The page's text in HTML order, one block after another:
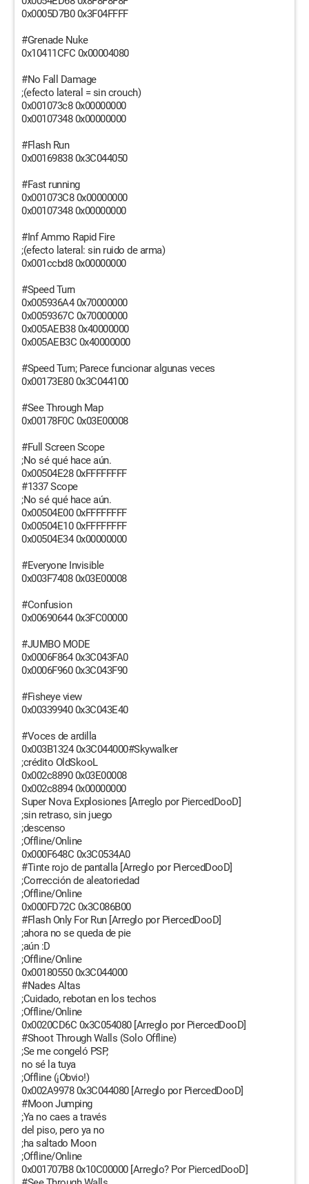
0x0005D7B0 0x3F04FFFF
#Grenade Nuke
0x10411CFC 0x00004080
#No Fall Damage
;(efecto lateral = sin crouch)
0x001073c8 0x00000000
0x00107348 0x00000000
#Flash Run
0x00169838 0x3C044050
#Fast running
0x001073C8 0x00000000
0x00107348 0x00000000
#Inf Ammo Rapid Fire
;(efecto lateral: sin ruido de arma)
0x001ccbd8 0x00000000
#Speed Turn
0x005936A4 0x70000000
0x0059367C 0x70000000
0x005AEB38 0x40000000
0x005AEB3C 0x40000000
#Speed Turn; Parece funcionar algunas veces
0x00173E80 0x3C044100
#See Through Map
0x00178F0C 0x03E00008
#Full Screen Scope
;No sé qué hace aún.
0x00504E28 0xFFFFFFFF
#1337 Scope
;No sé qué hace aún.
0x00504E00 0xFFFFFFFF
0x00504E10 0xFFFFFFFF
0x00504E34 0x00000000
#Everyone Invisible
0x003F7408 0x03E00008
#Confusion
0x00690644 0x3FC00000
#JUMBO MODE
0x0006F864 0x3C043FA0
0x0006F960 0x3C043F90
#Fisheye view
0x00339940 0x3C043E40
#Voces de ardilla
0x003B1324 0x3C044000#Skywalker
;crédito OldSkooL
0x002c8890 0x03E00008
0x002c8894 0x00000000
Super Nova Explosiones [Arreglo por PiercedDooD]
;sin retraso, sin juego
;descenso
;Offline/Online
0x000F648C 0x3C0534A0
#Tinte rojo de pantalla [Arreglo por PiercedDooD]
;Corrección de aleatoriedad
;Offline/Online
0x000FD72C 0x3C086B00
#Flash Only For Run [Arreglo por PiercedDooD]
;ahora no se queda de pie
;aún :D
;Offline/Online
0x00180550 0x3C044000
#Nades Altas
;Cuidado, rebotan en los techos
;Offline/Online
0x0020CD6C 0x3C054080 [Arreglo por PiercedDooD]
#Shoot Through Walls (Solo Offline)
;Se me congeló PSP,
no sé la tuya
;Offline (¡Obvio!)
0x002A9978 0x3C044080 [Arreglo por PiercedDooD]
#Moon Jumping
;Ya no caes a través
del piso, pero ya no
;ha saltado Moon
;Offline/Online
0x001707B8 0x10C00000 [Arreglo? Por PiercedDooD]